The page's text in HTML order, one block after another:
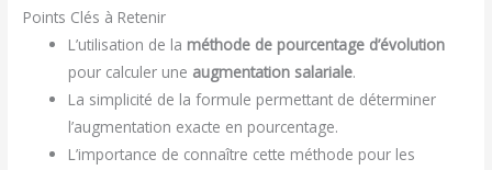
Points Clés à Retenir
L’utilisation de la méthode de pourcentage d’évolution
pour calculer une augmentation salariale.
La simplicité de la formule permettant de déterminer
l’augmentation exacte en pourcentage.
L’importance de connaître cette méthode pour les